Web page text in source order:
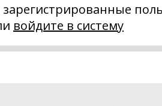
войдите в систему